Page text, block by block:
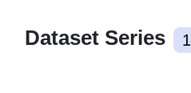
Dataset Series 1